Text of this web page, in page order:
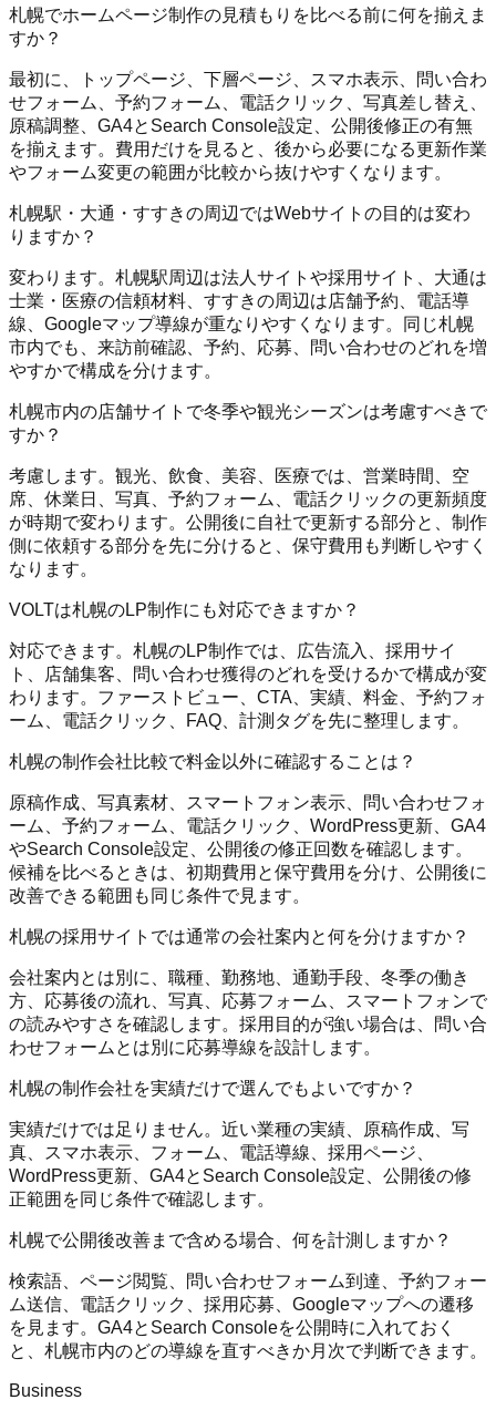
札幌でホームページ制作の見積もりを比べる前に何を揃えま
すか？
最初に、トップページ、下層ページ、スマホ表示、問い合わ
せフォーム、予約フォーム、電話クリック、写真差し替え、
原稿調整、GA4とSearch Console設定、公開後修正の有無
を揃えます。費用だけを見ると、後から必要になる更新作業
やフォーム変更の範囲が比較から抜けやすくなります。
札幌駅・大通・すすきの周辺ではWebサイトの目的は変わ
りますか？
変わります。札幌駅周辺は法人サイトや採用サイト、大通は
士業・医療の信頼材料、すすきの周辺は店舗予約、電話導
線、Googleマップ導線が重なりやすくなります。同じ札幌
市内でも、来訪前確認、予約、応募、問い合わせのどれを増
やすかで構成を分けます。
札幌市内の店舗サイトで冬季や観光シーズンは考慮すべきで
すか？
考慮します。観光、飲食、美容、医療では、営業時間、空
席、休業日、写真、予約フォーム、電話クリックの更新頻度
が時期で変わります。公開後に自社で更新する部分と、制作
側に依頼する部分を先に分けると、保守費用も判断しやすく
なります。
VOLTは札幌のLP制作にも対応できますか？
対応できます。札幌のLP制作では、広告流入、採用サイ
ト、店舗集客、問い合わせ獲得のどれを受けるかで構成が変
わります。ファーストビュー、CTA、実績、料金、予約フォ
ーム、電話クリック、FAQ、計測タグを先に整理します。
札幌の制作会社比較で料金以外に確認することは？
原稿作成、写真素材、スマートフォン表示、問い合わせフォ
ーム、予約フォーム、電話クリック、WordPress更新、GA4
やSearch Console設定、公開後の修正回数を確認します。
候補を比べるときは、初期費用と保守費用を分け、公開後に
改善できる範囲も同じ条件で見ます。
札幌の採用サイトでは通常の会社案内と何を分けますか？
会社案内とは別に、職種、勤務地、通勤手段、冬季の働き
方、応募後の流れ、写真、応募フォーム、スマートフォンで
の読みやすさを確認します。採用目的が強い場合は、問い合
わせフォームとは別に応募導線を設計します。
札幌の制作会社を実績だけで選んでもよいですか？
実績だけでは足りません。近い業種の実績、原稿作成、写
真、スマホ表示、フォーム、電話導線、採用ページ、
WordPress更新、GA4とSearch Console設定、公開後の修
正範囲を同じ条件で確認します。
札幌で公開後改善まで含める場合、何を計測しますか？
検索語、ページ閲覧、問い合わせフォーム到達、予約フォー
ム送信、電話クリック、採用応募、Googleマップへの遷移
を見ます。GA4とSearch Consoleを公開時に入れておく
と、札幌市内のどの導線を直すべきか月次で判断できます。
Business